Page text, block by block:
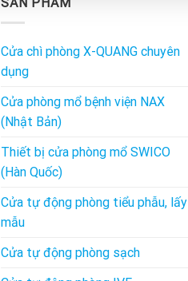
Cửa chì phòng X-QUANG chuyên
dụng
Cửa phòng mổ bệnh viện NAX
(Nhật Bản)
Thiết bị cửa phòng mổ SWICO
(Hàn Quốc)
Cửa tự động phòng tiểu phẫu, lấy
mẫu
Cửa tự động phòng sạch